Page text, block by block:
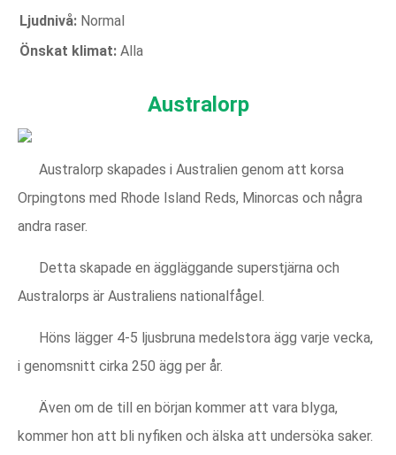
Ljudnivå: Normal
Önskat klimat: Alla
Australorp
Australorp skapades i Australien genom att korsa
Orpingtons med Rhode Island Reds, Minorcas och några
andra raser.
Detta skapade en äggläggande superstjärna och
Australorps är Australiens nationalfågel.
Höns lägger 4-5 ljusbruna medelstora ägg varje vecka,
i genomsnitt cirka 250 ägg per år.
Även om de till en början kommer att vara blyga,
kommer hon att bli nyfiken och älska att undersöka saker.